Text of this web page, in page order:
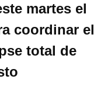
martes el
coordinar el
total de